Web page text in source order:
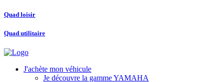
Quad loisir
Quad utilitaire
J'achète mon véhicule
Je découvre la gamme YAMAHA